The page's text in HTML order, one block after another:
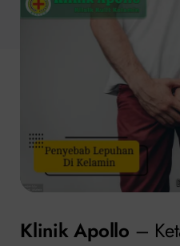
Klinik Apollo –